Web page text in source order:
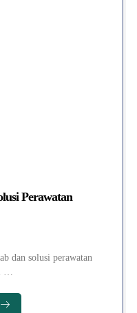
Perawatan
dan solusi perawatan
…